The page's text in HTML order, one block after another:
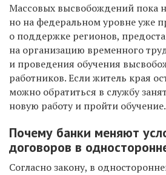
Массовых высвобождений пока
но на федеральном уровне уже
о поддержке регионов,
на организацию временного
и проведения обучения
работников. Если житель края
можно обратиться в службу
новую работу и пройти обучение.
Почему банки меняют
договоров в
Согласно закону, в